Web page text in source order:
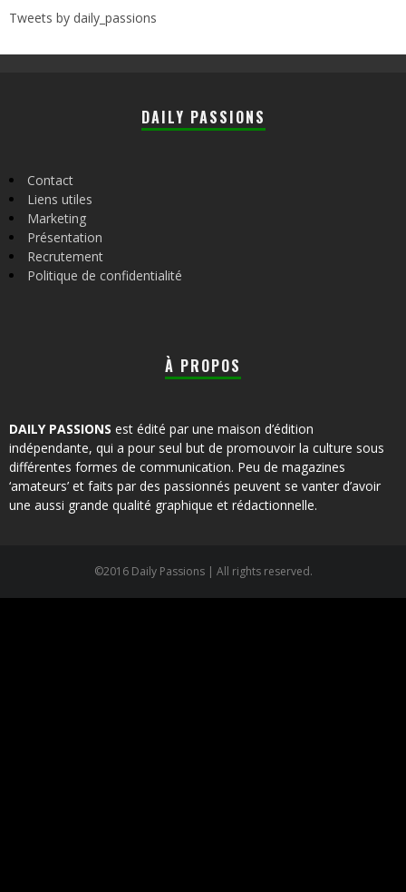
Tweets by daily_passions
DAILY PASSIONS
Contact
Liens utiles
Marketing
Présentation
Recrutement
Politique de confidentialité
À PROPOS
DAILY PASSIONS est édité par une maison d’édition
indépendante, qui a pour seul but de promouvoir la culture sous
différentes formes de communication. Peu de magazines
‘amateurs’ et faits par des passionnés peuvent se vanter d’avoir
une aussi grande qualité graphique et rédactionnelle.
©2016 Daily Passions | All rights reserved.